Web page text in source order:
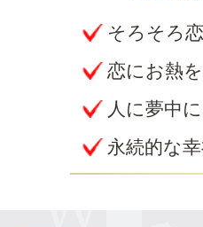
そろそろ
恋にお熱
人に夢中
永続的な